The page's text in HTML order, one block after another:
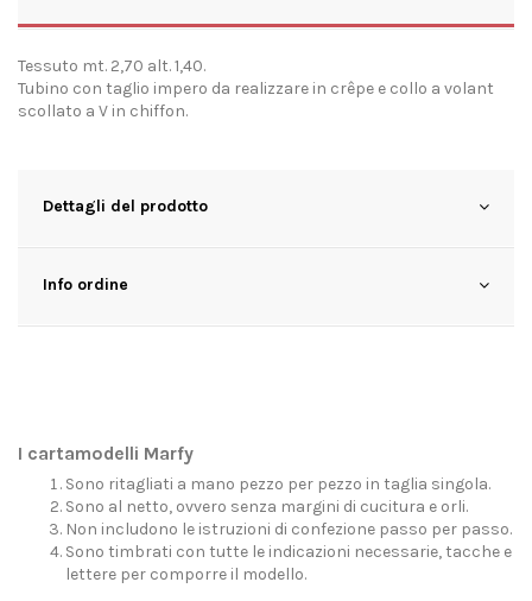
Tessuto mt. 2,70 alt. 1,40.
Tubino con taglio impero da realizzare in crêpe e collo a volant
scollato a V in chiffon.
Dettagli del prodotto
Info ordine
I cartamodelli Marfy
Sono ritagliati a mano pezzo per pezzo in taglia singola.
Sono al netto, ovvero senza margini di cucitura e orli.
Non includono le istruzioni di confezione passo per passo.
Sono timbrati con tutte le indicazioni necessarie, tacche e
lettere per comporre il modello.